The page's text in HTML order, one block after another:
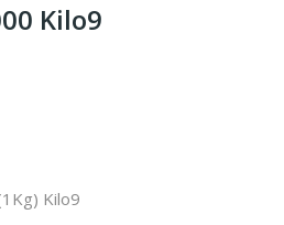
Kilo9
Kilo9